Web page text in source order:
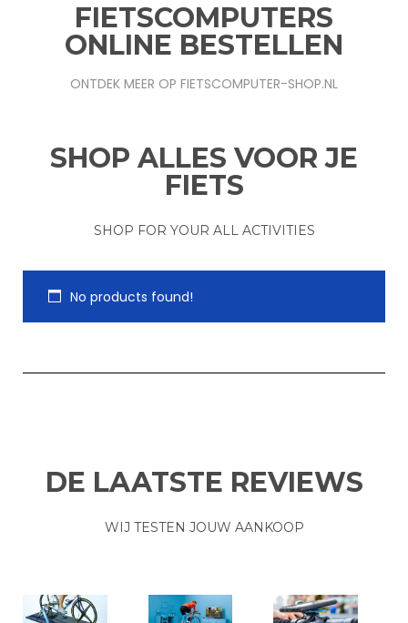
FIETSCOMPUTERS
ONLINE BESTELLEN
ONTDEK MEER OP FIETSCOMPUTER-SHOP.NL
SHOP ALLES VOOR JE
FIETS
SHOP FOR YOUR ALL ACTIVITIES
No products found!
DE LAATSTE REVIEWS
WIJ TESTEN JOUW AANKOOP